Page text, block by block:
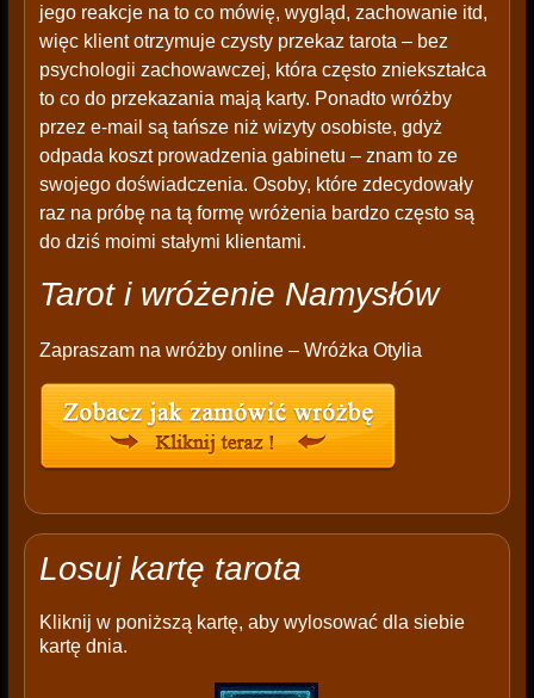
jego reakcje na to co mówię, wygląd, zachowanie itd,
więc klient otrzymuje czysty przekaz tarota – bez
psychologii zachowawczej, która często zniekształca
to co do przekazania mają karty. Ponadto wróżby
przez e-mail są tańsze niż wizyty osobiste, gdyż
odpada koszt prowadzenia gabinetu – znam to ze
swojego doświadczenia. Osoby, które zdecydowały
raz na próbę na tą formę wróżenia bardzo często są
do dziś moimi stałymi klientami.
Tarot i wróżenie Namysłów
Zapraszam na wróżby online – Wróżka Otylia
Losuj kartę tarota
Kliknij w poniższą kartę, aby wylosować dla siebie
kartę dnia.